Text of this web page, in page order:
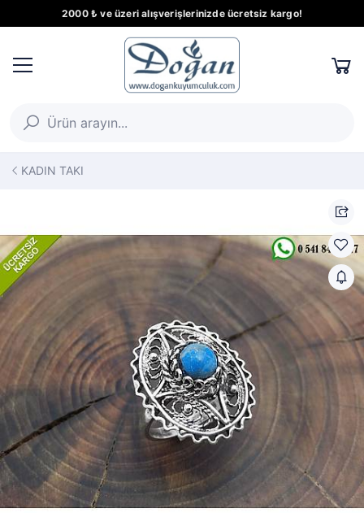
2000 ₺ ve üzeri alışverişlerinizde ücretsiz kargo!
KADIN TAKI